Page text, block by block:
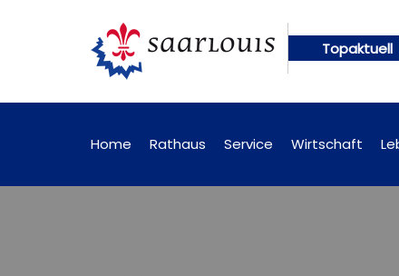
Topaktuell
künftig online abrufbar Öffentliche
Home Rathaus Service Wirtschaft